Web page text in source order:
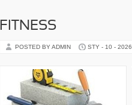
FITNESS
POSTED BY ADMIN STY - 10 - 2026